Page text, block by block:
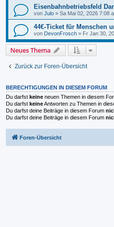
Eisenbahnbetriebsfeld
von Julo » Sa Mai 02, 2026 7:08
44€-Ticket für Menschen
von DevonFrosch » Fr Jan 30,
Neues Thema
Zurück zur Foren-Übersicht
BERECHTIGUNGEN IN DIESEM FORUM
Du darfst keine neuen Themen in diesem
Du darfst keineAntworten zu Themen in
Du darfst deine Beiträge in diesem Forum
Du darfst deine Beiträge in diesem Forum
Foren-Übersicht